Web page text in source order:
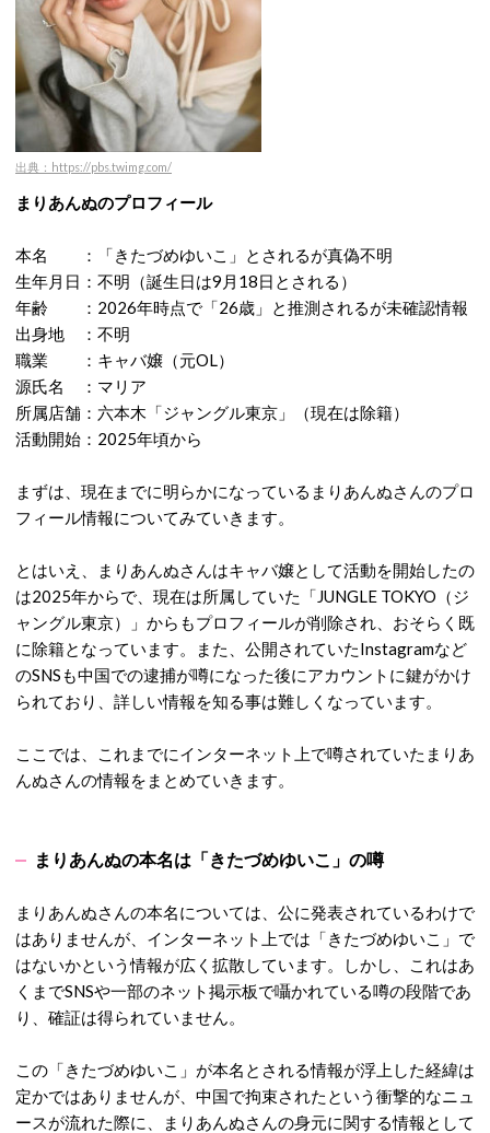
出典：https://pbs.twimg.com/
まりあんぬのプロフィール
本名 ：「きたづめゆいこ」とされるが真偽不明
生年月日：不明（誕生日は9月18日とされる）
年齢 ：2026年時点で「26歳」と推測されるが未確認情報
出身地 ：不明
職業 ：キャバ嬢（元OL）
源氏名 ：マリア
所属店舗：六本木「ジャングル東京」（現在は除籍）
活動開始：2025年頃から
まずは、現在までに明らかになっているまりあんぬさんのプロ
フィール情報についてみていきます。
とはいえ、まりあんぬさんはキャバ嬢として活動を開始したの
は2025年からで、現在は所属していた「JUNGLE TOKYO（ジ
ャングル東京）」からもプロフィールが削除され、おそらく既
に除籍となっています。また、公開されていたInstagramなど
のSNSも中国での逮捕が噂になった後にアカウントに鍵がかけ
られており、詳しい情報を知る事は難しくなっています。
ここでは、これまでにインターネット上で噂されていたまりあ
んぬさんの情報をまとめていきます。
まりあんぬの本名は「きたづめゆいこ」の噂
まりあんぬさんの本名については、公に発表されているわけで
はありませんが、インターネット上では「きたづめゆいこ」で
はないかという情報が広く拡散しています。
しかし、これはあ
くまでSNSや一部のネット掲示板で囁かれている噂の段階であ
り、確証は得られていません。
この「きたづめゆいこ」が本名とされる情報が浮上した経緯は
定かではありませんが、中国で拘束されたという衝撃的なニュ
ースが流れた際に、まりあんぬさんの身元に関する情報として